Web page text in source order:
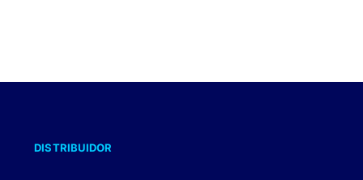
DISTRIBUIDOR